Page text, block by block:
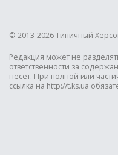
© 2013-2026 Типичный
Редакция может не
ответственности за
несет. При полной или
ссылка на http://t.ks.ua